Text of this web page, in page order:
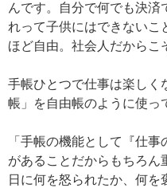
んです。自分で何でも決済
れって子供にはできないこ
ほど自由。社会人だからこ
手帳ひとつで仕事は楽しく
帳」を自由帳のように使っ
「手帳の機能として『仕
があることだからもちろん
日に何を怒られたか、何